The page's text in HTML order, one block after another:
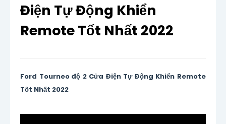
Điện Tự Động Khiển
Remote Tốt Nhất 2022
Ford Tourneo độ 2 Cửa Điện Tự Động Khiển Remote
Tốt Nhất 2022